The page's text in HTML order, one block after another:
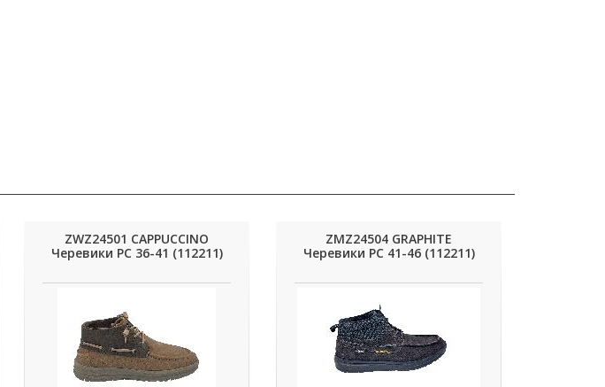
ZWZ24501 CAPPUCCINO
Черевики РС 36-41 (112211)
ZMZ24504 GRAPHITE
Черевики РС 41-46 (112211)